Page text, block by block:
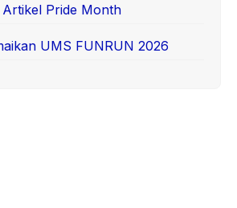
Pride Month
UMS FUNRUN 2026